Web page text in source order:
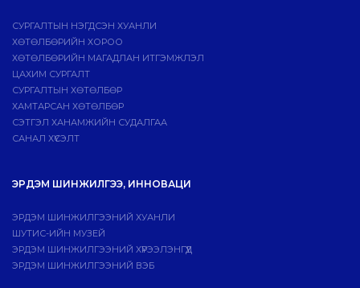
СУРГАЛТЫН НЭГДСЭН ХУАНЛИ
ХӨТӨЛБӨРИЙН ХОРОО
ХӨТӨЛБӨРИЙН МАГАДЛАН ИТГЭМЖЛЭЛ
ЦАХИМ СУРГАЛТ
СУРГАЛТЫН ХӨТӨЛБӨР
ХАМТАРСАН ХӨТӨЛБӨР
СЭТГЭЛ ХАНАМЖИЙН СУДАЛГАА
САНАЛ ХҮСЭЛТ
ЭРДЭМ ШИНЖИЛГЭЭ, ИННОВАЦИ
ЭРДЭМ ШИНЖИЛГЭЭНИЙ ХУАНЛИ
ШУТИС-ИЙН МУЗЕЙ
ЭРДЭМ ШИНЖИЛГЭЭНИЙ ХҮРЭЭЛЭНГҮҮД
ЭРДЭМ ШИНЖИЛГЭЭНИЙ ВЭБ